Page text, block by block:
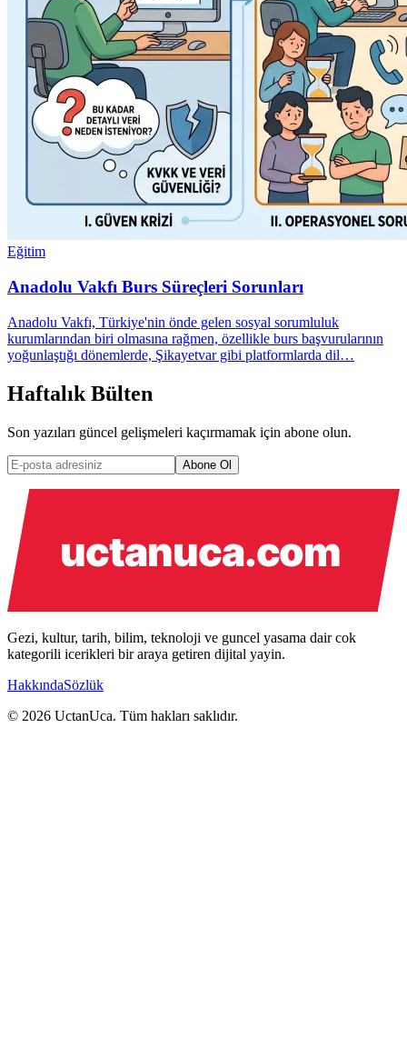
Eğitim
Anadolu Vakfı Burs Süreçleri Sorunları
Anadolu Vakfı, Türkiye'nin önde gelen sosyal sorumluluk
kurumlarından biri olmasına rağmen, özellikle burs başvurularının
yoğunlaştığı dönemlerde, Şikayetvar gibi platformlarda dil…
Haftalık Bülten
Son yazıları güncel gelişmeleri kaçırmamak için abone olun.
Abone Ol
Gezi, kultur, tarih, bilim, teknoloji ve guncel yasama dair cok
kategorili icerikleri bir araya getiren dijital yayin.
HakkındaSözlük
© 2026 UctanUca. Tüm hakları saklıdır.